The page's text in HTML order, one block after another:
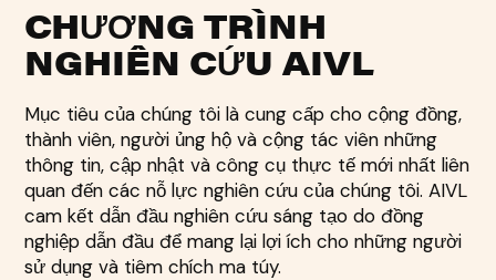
CHƯƠNG TRÌNH
NGHIÊN CỨU AIVL
Mục tiêu của chúng tôi là cung cấp cho cộng đồng,
thành viên, người ủng hộ và cộng tác viên những
thông tin, cập nhật và công cụ thực tế mới nhất liên
quan đến các nỗ lực nghiên cứu của chúng tôi. AIVL
cam kết dẫn đầu nghiên cứu sáng tạo do đồng
nghiệp dẫn đầu để mang lại lợi ích cho những người
sử dụng và tiêm chích ma túy.